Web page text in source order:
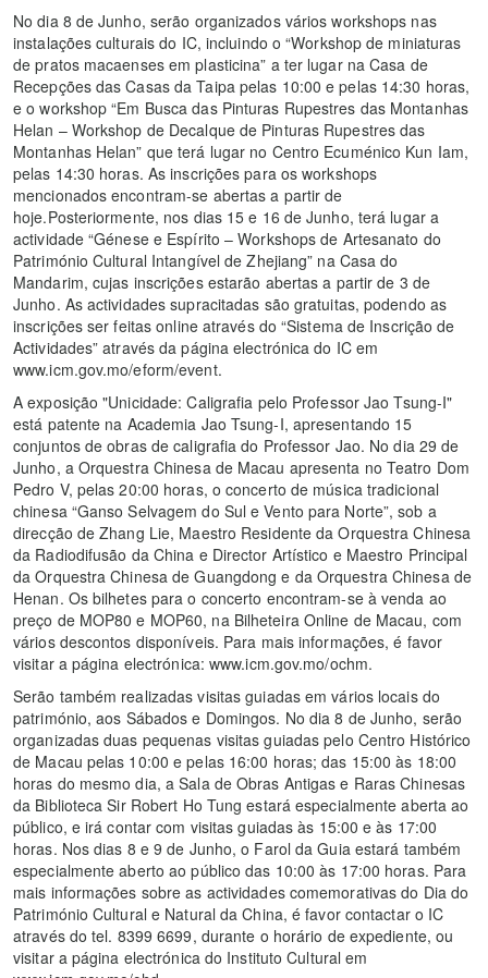
No dia 8 de Junho, serão organizados vários workshops nas
instalações culturais do IC, incluindo o “Workshop de miniaturas
de pratos macaenses em plasticina” a ter lugar na Casa de
Recepções das Casas da Taipa pelas 10:00 e pelas 14:30 horas,
e o workshop “Em Busca das Pinturas Rupestres das Montanhas
Helan – Workshop de Decalque de Pinturas Rupestres das
Montanhas Helan” que terá lugar no Centro Ecuménico Kun Iam,
pelas 14:30 horas. As inscrições para os workshops
mencionados encontram-se abertas a partir de
hoje.Posteriormente, nos dias 15 e 16 de Junho, terá lugar a
actividade “Génese e Espírito – Workshops de Artesanato do
Património Cultural Intangível de Zhejiang” na Casa do
Mandarim, cujas inscrições estarão abertas a partir de 3 de
Junho. As actividades supracitadas são gratuitas, podendo as
inscrições ser feitas online através do “Sistema de Inscrição de
Actividades” através da página electrónica do IC em
www.icm.gov.mo/eform/event.
A exposição "Unicidade: Caligrafia pelo Professor Jao Tsung-I"
está patente na Academia Jao Tsung-I, apresentando 15
conjuntos de obras de caligrafia do Professor Jao. No dia 29 de
Junho, a Orquestra Chinesa de Macau apresenta no Teatro Dom
Pedro V, pelas 20:00 horas, o concerto de música tradicional
chinesa “Ganso Selvagem do Sul e Vento para Norte”, sob a
direcção de Zhang Lie, Maestro Residente da Orquestra Chinesa
da Radiodifusão da China e Director Artístico e Maestro Principal
da Orquestra Chinesa de Guangdong e da Orquestra Chinesa de
Henan. Os bilhetes para o concerto encontram-se à venda ao
preço de MOP80 e MOP60, na Bilheteira Online de Macau, com
vários descontos disponíveis. Para mais informações, é favor
visitar a página electrónica: www.icm.gov.mo/ochm.
Serão também realizadas visitas guiadas em vários locais do
património, aos Sábados e Domingos. No dia 8 de Junho, serão
organizadas duas pequenas visitas guiadas pelo Centro Histórico
de Macau pelas 10:00 e pelas 16:00 horas; das 15:00 às 18:00
horas do mesmo dia, a Sala de Obras Antigas e Raras Chinesas
da Biblioteca Sir Robert Ho Tung estará especialmente aberta ao
público, e irá contar com visitas guiadas às 15:00 e às 17:00
horas. Nos dias 8 e 9 de Junho, o Farol da Guia estará também
especialmente aberto ao público das 10:00 às 17:00 horas. Para
mais informações sobre as actividades comemorativas do Dia do
Património Cultural e Natural da China, é favor contactar o IC
através do tel. 8399 6699, durante o horário de expediente, ou
visitar a página electrónica do Instituto Cultural em